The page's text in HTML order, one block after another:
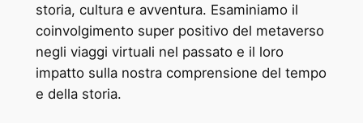
storia, cultura e avventura. Esaminiamo il
coinvolgimento super positivo del metaverso
negli viaggi virtuali nel passato e il loro
impatto sulla nostra comprensione del tempo
e della storia.